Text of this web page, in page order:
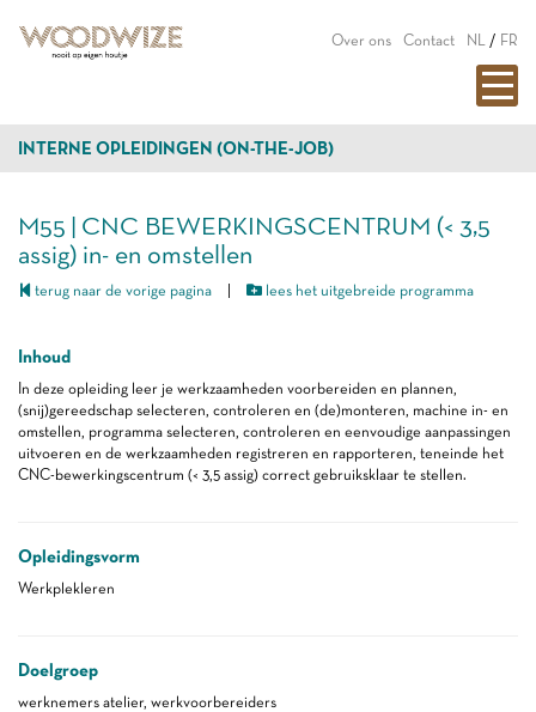
Over ons Contact NL / FR
INTERNE OPLEIDINGEN (ON-THE-JOB)
M55 | CNC BEWERKINGSCENTRUM (< 3,5
assig) in- en omstellen
terug naar de vorige pagina lees het uitgebreide programma
Inhoud
In deze opleiding leer je werkzaamheden voorbereiden en plannen,
(snij)gereedschap selecteren, controleren en (de)monteren, machine in- en
omstellen, programma selecteren, controleren en eenvoudige aanpassingen
uitvoeren en de werkzaamheden registreren en rapporteren, teneinde het
CNC-bewerkingscentrum (< 3,5 assig) correct gebruiksklaar te stellen.
Opleidingsvorm
Werkplekleren
Doelgroep
werknemers atelier, werkvoorbereiders